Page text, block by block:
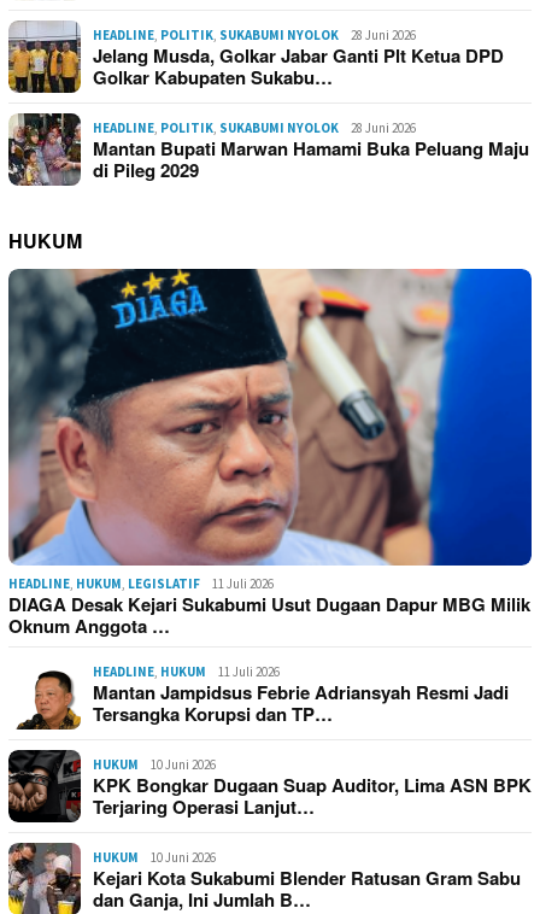
HEADLINE POLITIK SUKABUMI NYOLOK 28 Juni 2026
Jelang Musda, Golkar Jabar Ganti Plt Ketua DPD
Golkar Kabupaten Sukabu…
HEADLINE POLITIK SUKABUMI NYOLOK 28 Juni 2026
Mantan Bupati Marwan Hamami Buka Peluang Maju
di Pileg 2029
HUKUM
HEADLINE HUKUM LEGISLATIF 11 Juli 2026
DIAGA Desak Kejari Sukabumi Usut Dugaan Dapur MBG Milik
Oknum Anggota …
HEADLINE HUKUM 11 Juli 2026
Mantan Jampidsus Febrie Adriansyah Resmi Jadi
Tersangka Korupsi dan TP…
HUKUM 10 Juni 2026
KPK Bongkar Dugaan Suap Auditor, Lima ASN BPK
Terjaring Operasi Lanjut…
HUKUM 10 Juni 2026
Kejari Kota Sukabumi Blender Ratusan Gram Sabu
dan Ganja, Ini Jumlah B…